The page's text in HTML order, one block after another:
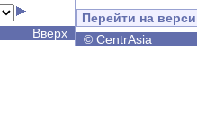
Вверх
Перейти на
© CentrAsia